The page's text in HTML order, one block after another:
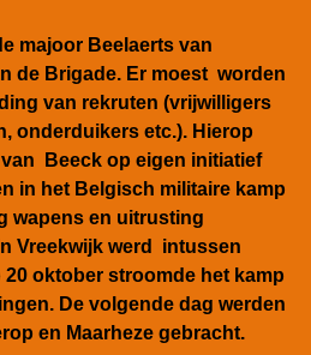
majoor Beelaerts van
de Brigade. Er moest worden
van rekruten (vrijwilligers
onderduikers etc.). Hierop
Beeck op eigen initiatief
in het Belgisch militaire kamp
wapens en uitrusting
Vreekwijk werd intussen
oktober stroomde het kamp
De volgende dag werden
en Maarheze gebracht.